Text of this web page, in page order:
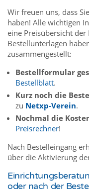
Wir freuen uns, dass
haben! Alle wichtigen
eine Preisübersicht
Bestellunterlagen
zusammengestellt:
Bestellformular
Bestellblatt.
Kurz noch die
zu Netxp-Verein.
Nochmal die
Preisrechner!
Nach Bestelleingang
über die Aktivierung
oder nach der